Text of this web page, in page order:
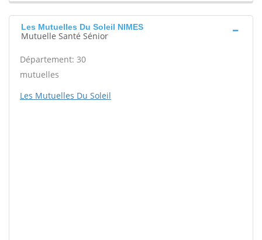
Les Mutuelles Du Soleil NIMES
Mutuelle Santé Sénior
Département: 30
mutuelles
Les Mutuelles Du Soleil